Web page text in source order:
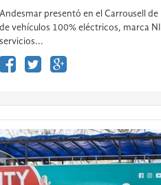
Andesmar presentó en el Carrousell de
de vehículos 100% eléctricos, marca
servicios...